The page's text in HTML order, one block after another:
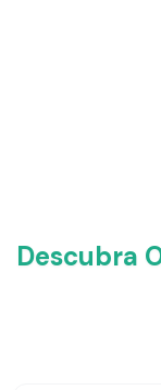
Descubra